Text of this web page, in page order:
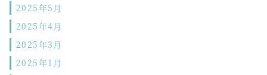
2025年5月
2025年4月
2025年3月
2025年1月